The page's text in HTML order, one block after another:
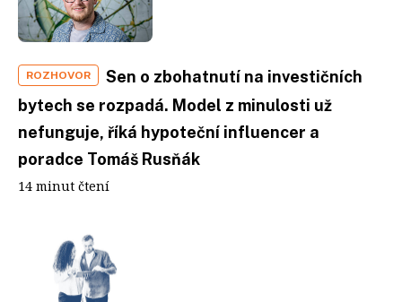
ROZHOVOR
Sen o zbohatnutí na investičních
bytech se rozpadá. Model z minulosti už
nefunguje, říká hypoteční influencer a
poradce Tomáš Rusňák
14 minut čtení